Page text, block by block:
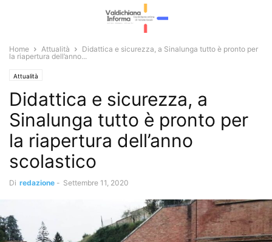
Home Attualità
Didattica e sicurezza, a Sinalunga tutto è pronto per
la riapertura dell’anno...
Attualità
Didattica e sicurezza, a
Sinalunga tutto è pronto per
la riapertura dell’anno
scolastico
Di redazione - Settembre 11, 2020